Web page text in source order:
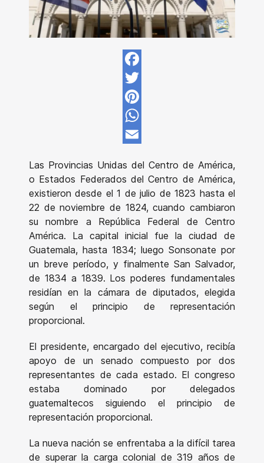
Facebook
Twitter
Pinterest
WhatsApp
Las Provincias Unidas del Centro de América,
o Estados Federados del Centro de América,
existieron desde el 1 de julio de 1823 hasta el
22 de noviembre de 1824, cuando cambiaron
su nombre a República Federal de Centro
América. La capital inicial fue la ciudad de
Guatemala, hasta 1834; luego Sonsonate por
un breve período, y finalmente San Salvador,
de 1834 a 1839. Los poderes fundamentales
residían en la cámara de diputados, elegida
según el principio de representación
proporcional.
El presidente, encargado del ejecutivo, recibía
apoyo de un senado compuesto por dos
representantes de cada estado. El congreso
estaba dominado por delegados
guatemaltecos siguiendo el principio de
representación proporcional.
La nueva nación se enfrentaba a la difícil tarea
de superar la carga colonial de 319 años de